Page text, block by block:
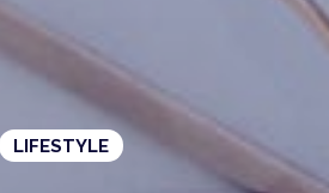
LIFESTYLE